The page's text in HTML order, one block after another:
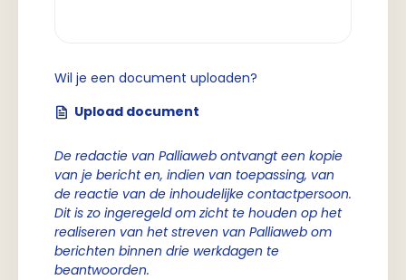
Wil je een document uploaden?
Upload document
De redactie van Palliaweb ontvangt een kopie
van je bericht en, indien van toepassing, van
de reactie van de inhoudelijke contactpersoon.
Dit is zo ingeregeld om zicht te houden op het
realiseren van het streven van Palliaweb om
berichten binnen drie werkdagen te
beantwoorden.